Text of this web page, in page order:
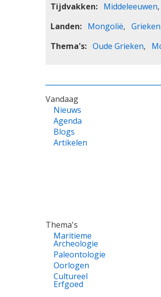
Tijdvakken
Middeleeuwen
Landen
Mongolië
Thema's
Oude Grieken
VOET
Vandaag
Nieuws
Agenda
Blogs
Artikelen
Thema's
Maritieme
Archeologie
Paleontologie
Oorlogen
Cultureel
Erfgoed